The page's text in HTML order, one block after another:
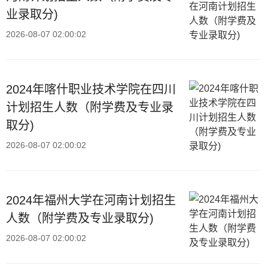
业录取分)
2026-08-07 02:00:02
2024年喀什职业技术学院在四川
计划招生人数（附学费及专业录
取分)
2026-08-07 02:00:02
2024年福州大学在河南计划招生
人数（附学费及专业录取分)
2026-08-07 02:00:02